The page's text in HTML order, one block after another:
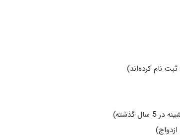
نام کرده‌اند)
گذشته)